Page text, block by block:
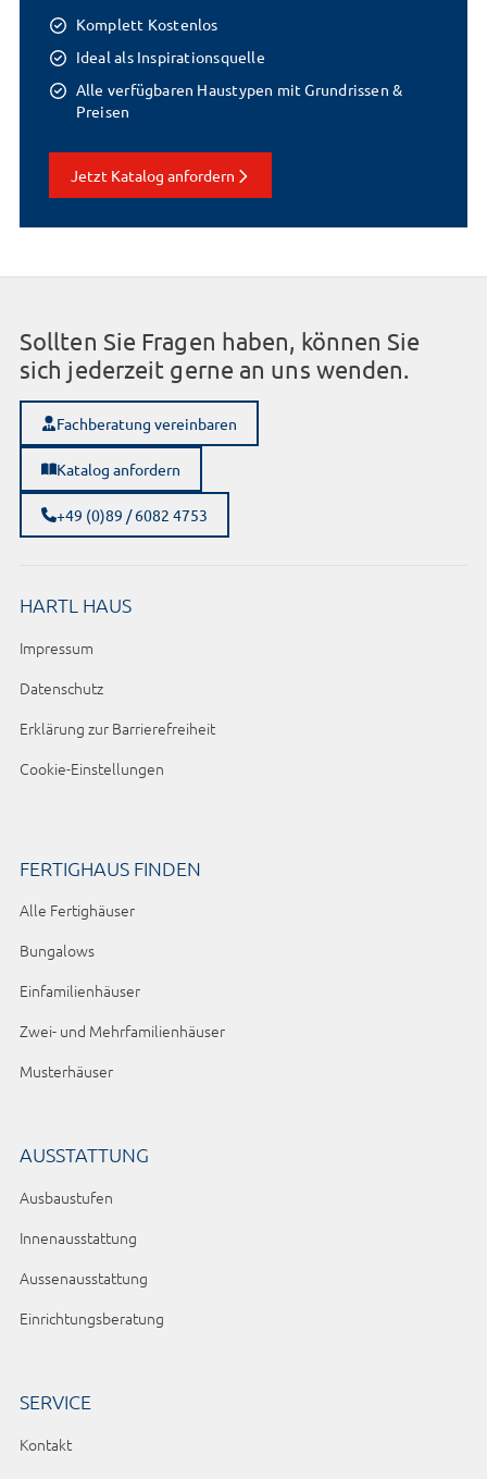
Komplett Kostenlos
Ideal als Inspirationsquelle
Alle verfügbaren Haustypen mit Grundrissen &
Preisen
Jetzt Katalog anfordern
Sollten Sie Fragen haben, können Sie
sich jederzeit gerne an uns wenden.
Fachberatung vereinbaren
Katalog anfordern
+49 (0)89 / 6082 4753
HARTL HAUS
Impressum
Datenschutz
Erklärung zur Barrierefreiheit
Cookie-Einstellungen
FERTIGHAUS FINDEN
Alle Fertighäuser
Bungalows
Einfamilienhäuser
Zwei- und Mehrfamilienhäuser
Musterhäuser
AUSSTATTUNG
Ausbaustufen
Innenausstattung
Aussenausstattung
Einrichtungsberatung
SERVICE
Kontakt